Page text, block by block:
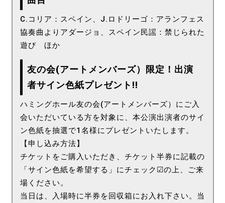
C.コリア：スペイン、J.ロドリーゴ：アランフェス
協奏曲よりアダージョ、スペイン民謡：禁じられた
遊び ほか
友の会(アートメンバーズ）限定！出演
者サイン色紙プレゼント!!
ハミングホール友の会(アートメンバーズ）にご入
会いただいている方を対象に、本公演出演者のサイ
ン色紙を抽選で1名様にプレゼントいたします。
【申し込み方法】
チケットをご購入いただき、チケット半券に記載の
「サイン色紙を希望する」にチェック☑の上、ご来
場ください。
当日は、入場時に半券を回収箱にお入れ下さい。当